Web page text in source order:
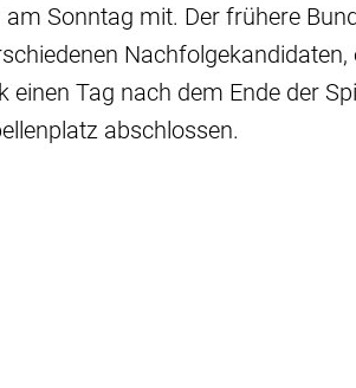
Sonntag mit. Der frühere
Nachfolgekandidaten,
Tag nach dem Ende der
abschlossen.